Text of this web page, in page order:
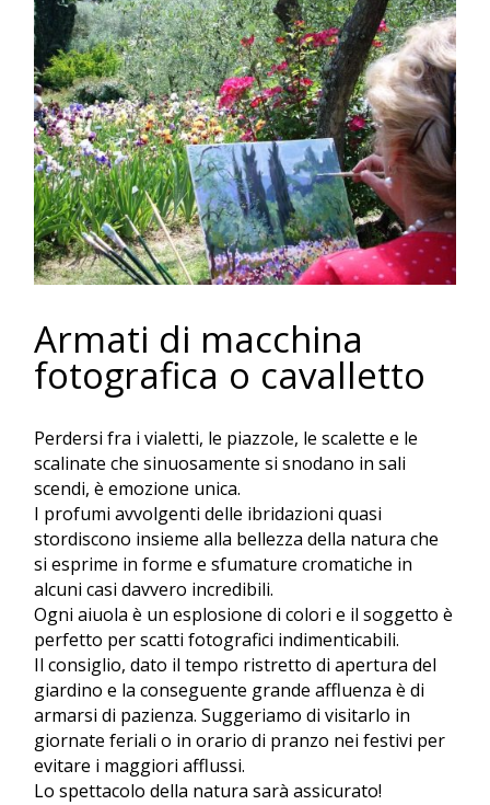
Armati di macchina
fotografica o cavalletto
Perdersi fra i vialetti, le piazzole, le scalette e le
scalinate che sinuosamente si snodano in sali
scendi, è emozione unica.
I profumi avvolgenti delle ibridazioni quasi
stordiscono insieme alla bellezza della natura che
si esprime in forme e sfumature cromatiche in
alcuni casi davvero incredibili.
Ogni aiuola è un esplosione di colori e il soggetto è
perfetto per scatti fotografici indimenticabili.
Il consiglio, dato il tempo ristretto di apertura del
giardino e la conseguente grande affluenza è di
armarsi di pazienza. Suggeriamo di visitarlo in
giornate feriali o in orario di pranzo nei festivi per
evitare i maggiori afflussi.
Lo spettacolo della natura sarà assicurato!